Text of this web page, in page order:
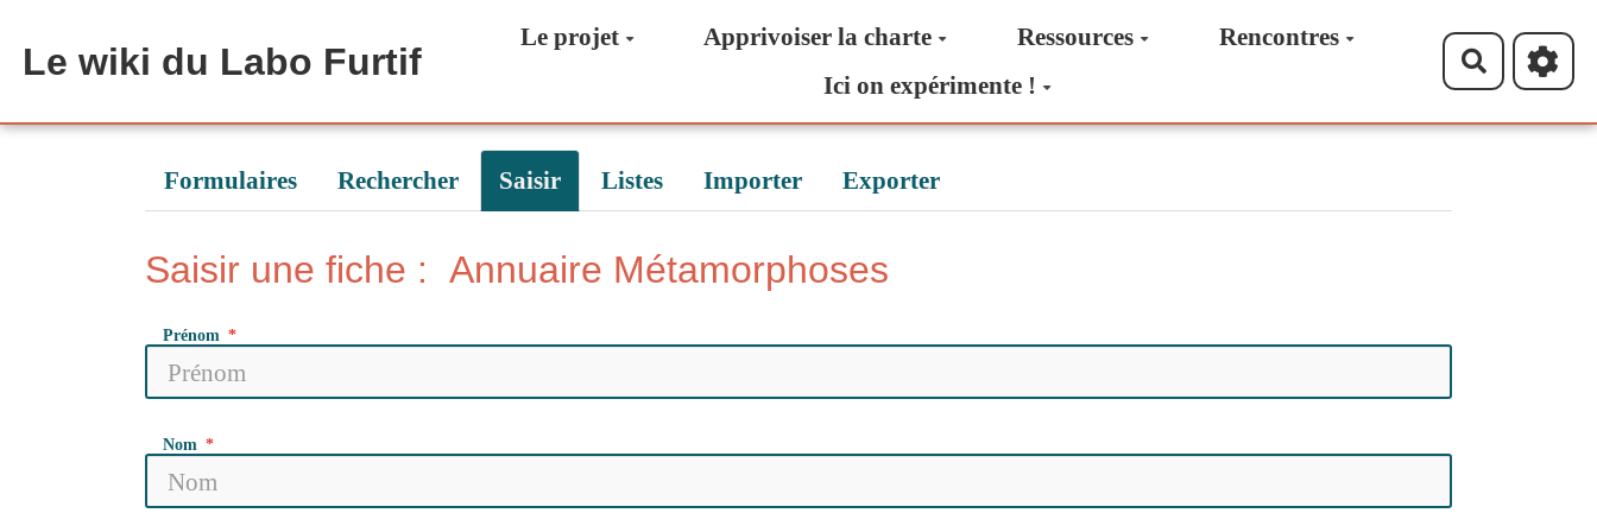
Le wiki du Labo Furtif
Le projet Apprivoiser la charte Ressources
Rencontres
Ici on expérimente !
Formulaires Rechercher Saisir Listes Importer Exporter
Saisir une fiche : Annuaire Métamorphoses
Prénom
Nom